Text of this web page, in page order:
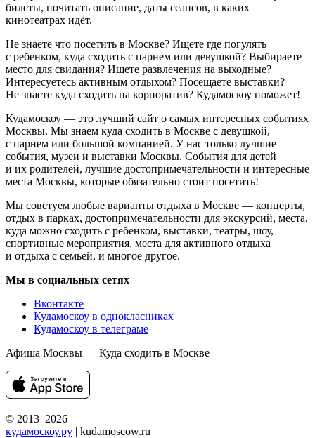
билеты, почитать описание, даты сеансов, в каких
кинотеатрах идёт.
Не знаете что посетить в Москве? Ищете где погулять
с ребенком, куда сходить с парнем или девушкой? Выбираете
место для свидания? Ищете развлечения на выходные?
Интересуетесь активным отдыхом? Посещаете выставки?
Не знаете куда сходить на корпоратив? Кудамоскоу поможет!
Кудамоскоу — это лучший сайт о самых интересных событиях
Москвы. Мы знаем куда сходить в Москве с девушкой,
с парнем или большой компанией. У нас только лучшие
события, музеи и выставки Москвы. События для детей
и их родителей, лучшие достопримечательности и интересные
места Москвы, которые обязательно стоит посетить!
Мы советуем любые варианты отдыха в Москве — концерты,
отдых в парках, достопримечательности для экскурсий, места,
куда можно сходить с ребенком, выставки, театры, шоу,
спортивные мероприятия, места для активного отдыха
и отдыха с семьей, и многое другое.
Мы в социальных сетях
Вконтакте
Кудамоскоу в однокласниках
Кудамоскоу в телеграме
Афиша Москвы — Куда сходить в Москве
© 2013–2026
кудамоскоу.ру | kudamoscow.ru